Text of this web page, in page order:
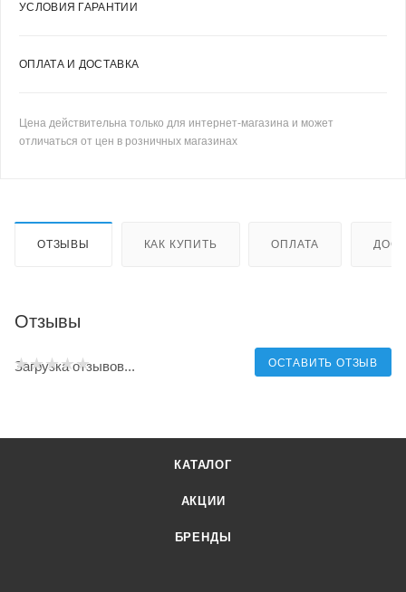
УСЛОВИЯ ГАРАНТИИ
ОПЛАТА И ДОСТАВКА
Цена действительна только для интернет-магазина и может
отличаться от цен в розничных магазинах
ОТЗЫВЫ КАК КУПИТЬ ОПЛАТА
Отзывы
ОСТАВИТЬ ОТЗЫВ
Загрузка отзывов...
КАТАЛОГ
АКЦИИ
БРЕНДЫ